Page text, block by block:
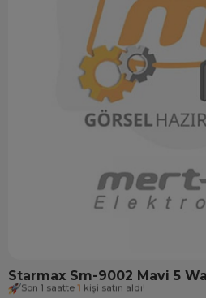
Starmax Sm-9002 Mavi 5
Son 1 saatte 1 kişi satın aldı!